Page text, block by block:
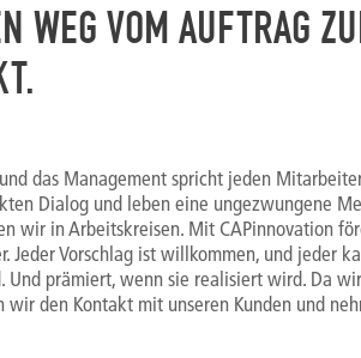
WEG VOM AUFTRAG
das Management spricht jeden
Dialog und leben eine ungezwungene
wir in Arbeitskreisen. Mit CAPinnovation
Vorschlag ist willkommen, und jeder
Und prämiert, wenn sie realisiert wird. Da
den Kontakt mit unseren Kunden und